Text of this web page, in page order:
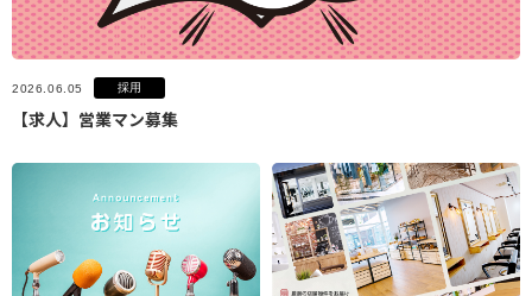
2026.06.05 採用
【求人】営業マン募集